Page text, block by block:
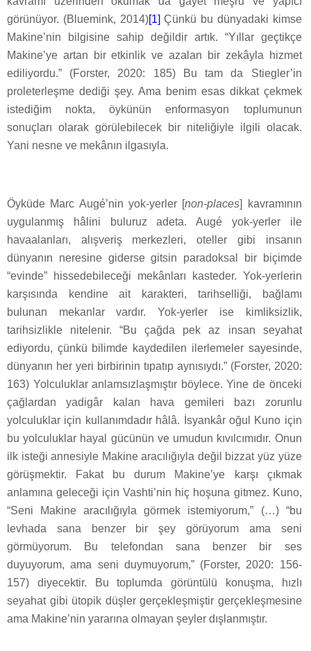
görünüyor. (Bluemink, 2014)[1] Çünkü bu dünyadaki kimse
Makine’nin bilgisine sahip değildir artık. “Yıllar geçtikçe
Makine’ye artan bir etkinlik ve azalan bir zekâyla hizmet
ediliyordu.” (Forster, 2020: 185) Bu tam da Stiegler’in
proleterleşme dediği şey. Ama benim esas dikkat çekmek
istediğim nokta, öykünün enformasyon toplumunun
sonuçları olarak görülebilecek bir niteliğiyle ilgili olacak.
Yani nesne ve mekânın ilgasıyla.
Öyküde Marc Augé’nin yok-yerler [non-places] kavramının
uygulanmış hâlini buluruz adeta. Augé yok-yerler ile
havaalanları, alışveriş merkezleri, oteller gibi insanın
dünyanın neresine giderse gitsin paradoksal bir biçimde
“evinde” hissedebileceği mekânları kasteder. Yok-yerlerin
karşısında kendine ait karakteri, tarihselliği, bağlamı
bulunan mekanlar vardır. Yok-yerler ise kimliksizlik,
tarihsizlikle nitelenir. “Bu çağda pek az insan seyahat
ediyordu, çünkü bilimde kaydedilen ilerlemeler sayesinde,
dünyanın her yeri birbirinin tıpatıp aynısıydı.” (Forster, 2020:
163) Yolculuklar anlamsızlaşmıştır böylece. Yine de önceki
çağlardan yadigâr kalan hava gemileri bazı zorunlu
yolculuklar için kullanımdadır hâlâ. İsyankâr oğul Kuno için
bu yolculuklar hayal gücünün ve umudun kıvılcımıdır. Onun
ilk isteği annesiyle Makine aracılığıyla değil bizzat yüz yüze
görüşmektir. Fakat bu durum Makine’ye karşı çıkmak
anlamına geleceği için Vashti’nin hiç hoşuna gitmez. Kuno,
“Seni Makine aracılığıyla görmek istemiyorum,” (…) “bu
levhada sana benzer bir şey görüyorum ama seni
görmüyorum. Bu telefondan sana benzer bir ses
duyuyorum, ama seni duymuyorum,” (Forster, 2020: 156-
157) diyecektir. Bu toplumda görüntülü konuşma, hızlı
seyahat gibi ütopik düşler gerçekleşmiştir gerçekleşmesine
ama Makine’nin yararına olmayan şeyler dışlanmıştır.